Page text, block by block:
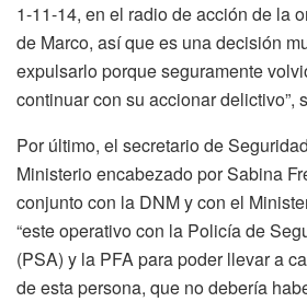
1-11-14, en el radio de acción de la
de Marco, así que es una decisión
expulsarlo porque seguramente
continuar con su accionar delictivo”,
Por último, el secretario de
Ministerio encabezado por Sabina
conjunto con la DNM y con el
“este operativo con la Policía de
(PSA) y la PFA para poder llevar a
de esta persona, que no debería